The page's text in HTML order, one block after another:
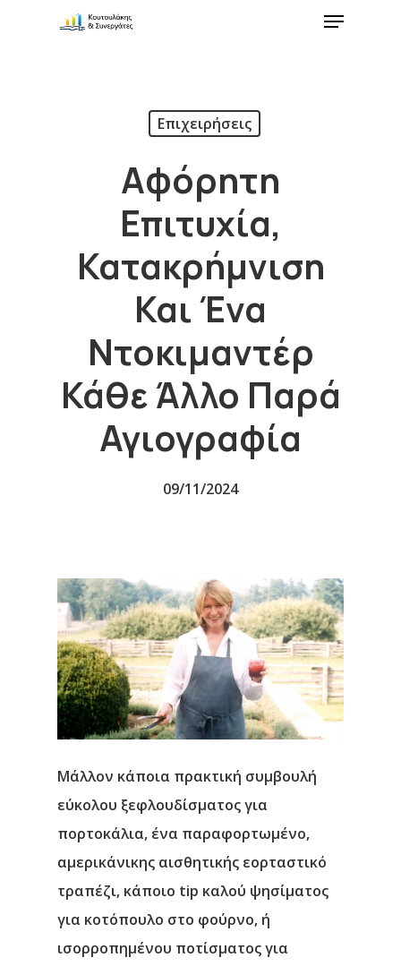
Επιχειρήσεις
Αφόρητη
Επιτυχία,
Κατακρήμνιση
Και Ένα
Ντοκιμαντέρ
Κάθε Άλλο Παρά
Αγιογραφία
09/11/2024
Μάλλον κάποια πρακτική συμβουλή
εύκολου ξεφλουδίσματος για
πορτοκάλια, ένα παραφορτωμένο,
αμερικάνικης αισθητικής εορταστικό
τραπέζι, κάποιο tip καλού ψησίματος
για κοτόπουλο στο φούρνο, ή
ισορροπημένου ποτίσματος για